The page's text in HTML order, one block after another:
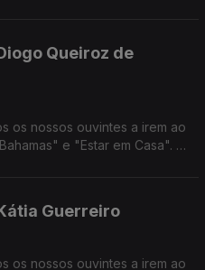
Queiroz de
os nossos ouvintes a irem ao
e "Estar em Casa". E
Guerreiro
os nossos ouvintes a irem ao